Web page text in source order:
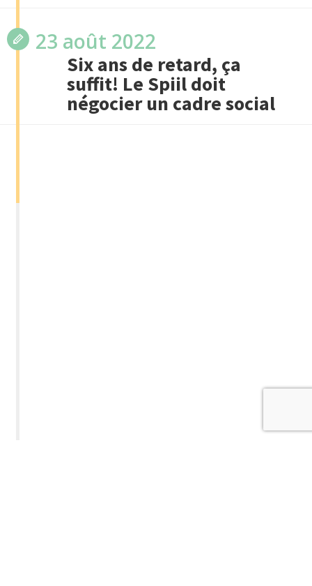
23 août 2022
Six ans de retard, ça
suffit! Le Spiil doit
négocier un cadre social